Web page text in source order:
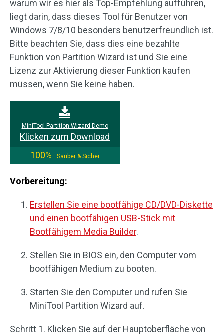
warum wir es hier als Top-Empfehlung aufführen,
liegt darin, dass dieses Tool für Benutzer von
Windows 7/8/10 besonders benutzerfreundlich ist.
Bitte beachten Sie, dass dies eine bezahlte
Funktion von Partition Wizard ist und Sie eine
Lizenz zur Aktivierung dieser Funktion kaufen
müssen, wenn Sie keine haben.
MiniTool Partition Wizard Demo
Klicken zum Download
100%
Sauber & Sicher
Vorbereitung:
Erstellen Sie eine bootfähige CD/DVD-Diskette
und einen bootfähigen USB-Stick mit
Bootfähigem Media Builder.
Stellen Sie in BIOS ein, den Computer vom
bootfähigen Medium zu booten.
Starten Sie den Computer und rufen Sie
MiniTool Partition Wizard auf.
Schritt 1. Klicken Sie auf der Hauptoberfläche von